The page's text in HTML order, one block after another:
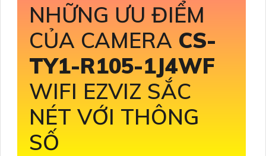
NHỮNG ƯU ĐIỂM
CỦA CAMERA CS-
TY1-R105-1J4WF
WIFI EZVIZ SẮC
NÉT VỚI THÔNG
SỐ